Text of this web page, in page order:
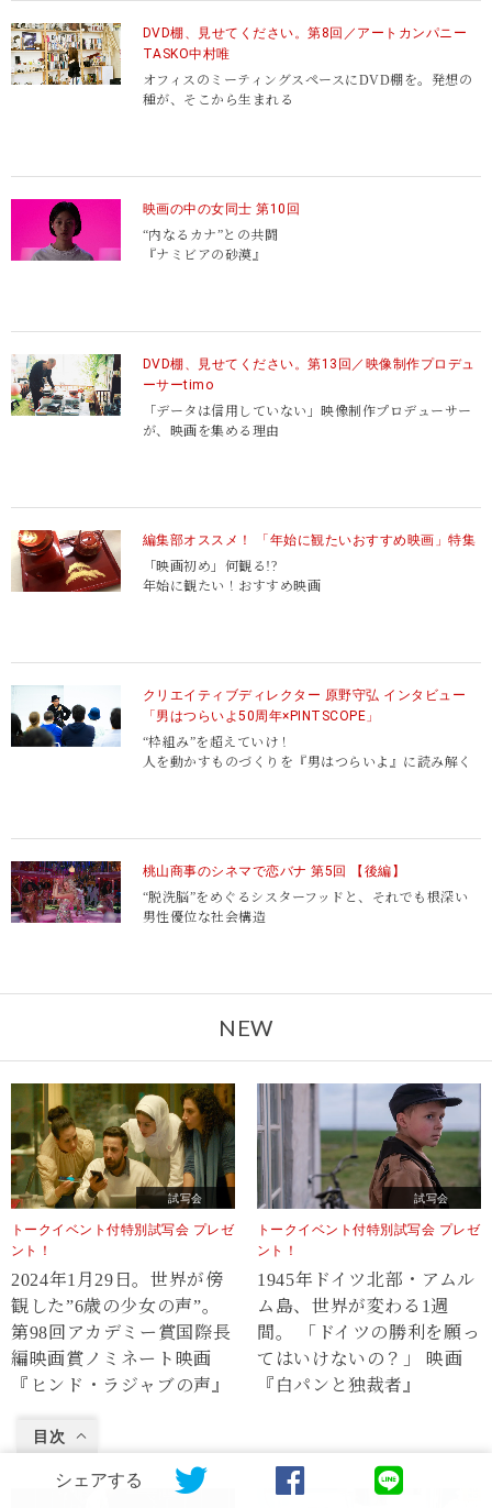
目次
DVD棚、見せてください。第8回／アートカンパニー
TASKO中村唯
オフィスのミーティングスペースにDVD棚を。発想の
種が、そこから生まれる
映画の中の女同士 第10回
“内なるカナ”との共闘
『ナミビアの砂漠』
DVD棚、見せてください。第13回／映像制作プロデュ
ーサーtimo
「データは信用していない」映像制作プロデューサー
が、映画を集める理由
編集部オススメ！ 「年始に観たいおすすめ映画」特集
「映画初め」何観る!?
年始に観たい！おすすめ映画
クリエイティブディレクター 原野守弘 インタビュー
「男はつらいよ50周年×PINTSCOPE」
“枠組み”を超えていけ！
人を動かすものづくりを『男はつらいよ』に読み解く
桃山商事のシネマで恋バナ 第5回 【後編】
“脱洗脳”をめぐるシスターフッドと、それでも根深い
男性優位な社会構造
NEW
試写会
トークイベント付特別試写会 プレゼ
ント！
2024年1月29日。世界が傍
観した”6歳の少女の声”。
第98回アカデミー賞国際長
編映画賞ノミネート映画
『ヒンド・ラジャブの声』
試写会
トークイベント付特別試写会 プレゼ
ント！
1945年ドイツ北部・アムル
ム島、世界が変わる1週
間。 「ドイツの勝利を願っ
てはいけないの？」 映画
『白パンと独裁者』
シェアする